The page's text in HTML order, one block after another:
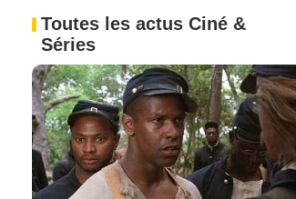
Toutes les actus Ciné &
Séries